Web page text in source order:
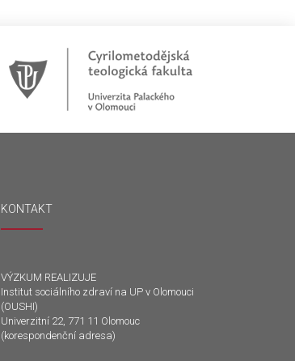
KONTAKT
VÝZKUM REALIZUJE
Institut sociálního zdraví na UP v Olomouci
(OUSHI)
Univerzitní 22, 771 11 Olomouc
(korespondenční adresa)